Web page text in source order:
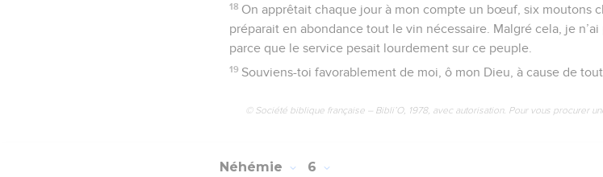
18 On apprêtait chaque jour à mon compte un bœuf, six moutons
préparait en abondance tout le vin nécessaire. Malgré cela, je
parce que le service pesait lourdement sur ce peuple.
19 Souviens-toi favorablement de moi, ô mon Dieu, à cause de
© Société biblique française – Bibli’O, 1978, avec autorisation. Pour vous procurer
Néhémie 6